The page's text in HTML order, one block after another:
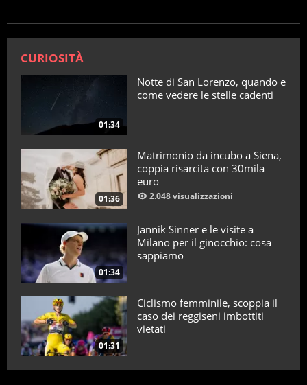
CURIOSITÀ
01:34
Notte di San Lorenzo, quando e
come vedere le stelle cadenti
01:36
Matrimonio da incubo a Siena,
coppia risarcita con 30mila
euro
2.048 visualizzazioni
01:34
Jannik Sinner e le visite a
Milano per il ginocchio: cosa
sappiamo
01:31
Ciclismo femminile, scoppia il
caso dei reggiseni imbottiti
vietati